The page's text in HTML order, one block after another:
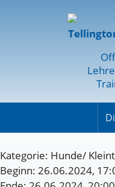
Kategorie: Hunde/
Beginn: 26.06.2024,